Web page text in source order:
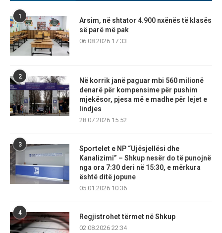
1
Arsim, në shtator 4.900 nxënës të klasës
së parë më pak
06.08.2026 17:33
2
Në korrik janë paguar mbi 560 milionë
denarë për kompensime për pushim
mjekësor, pjesa më e madhe për lejet e
lindjes
28.07.2026 15:52
3
Sportelet e NP “Ujësjellësi dhe
Kanalizimi” – Shkup nesër do të punojnë
nga ora 7:30 deri në 15:30, e mërkura
është ditë jopune
05.01.2026 10:36
4
Regjistrohet tërmet në Shkup
02.08.2026 22:34